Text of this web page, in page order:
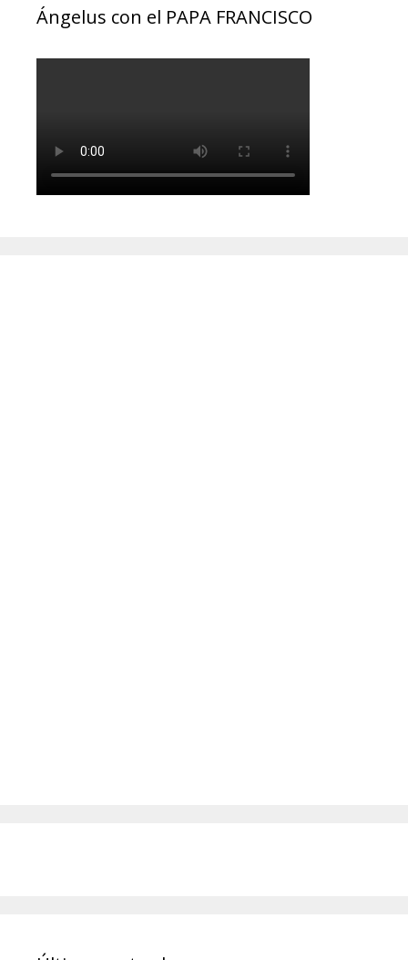
Ángelus con el PAPA FRANCISCO